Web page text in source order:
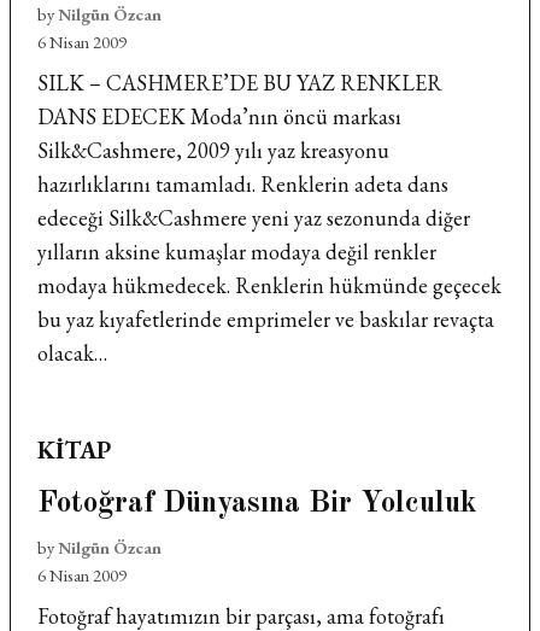
byNilgün Özcan
6 Nisan 2009
SILK – CASHMERE’DE BU YAZ RENKLER
DANS EDECEK Moda’nın öncü markası
Silk&Cashmere, 2009 yılı yaz kreasyonu
hazırlıklarını tamamladı. Renklerin adeta dans
edeceği Silk&Cashmere yeni yaz sezonunda diğer
yılların aksine kumaşlar modaya değil renkler
modaya hükmedecek. Renklerin hükmünde geçecek
bu yaz kıyafetlerinde emprimeler ve baskılar revaçta
olacak…
POSTED
KITAP
Fotoğraf Dünyasına Bir Yolculuk
byNilgün Özcan
6 Nisan 2009
Fotoğraf hayatımızın bir parçası, ama fotoğrafı